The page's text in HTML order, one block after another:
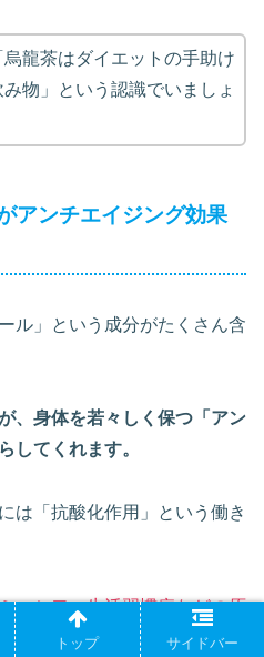
龍茶はダイエットの手助け
物」という認識でいましょ
アンチエイジング効果
ル」という成分がたくさん含
、身体を若々しく保つ「アン
してくれます。
は「抗酸化作用」という働き
・シワ・生活習慣病などの原
体を守ってくれる働きのこと
トップ サイドバー